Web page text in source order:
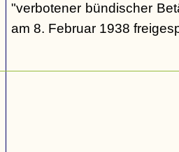
"verbotener bündischer
am 8. Februar 1938